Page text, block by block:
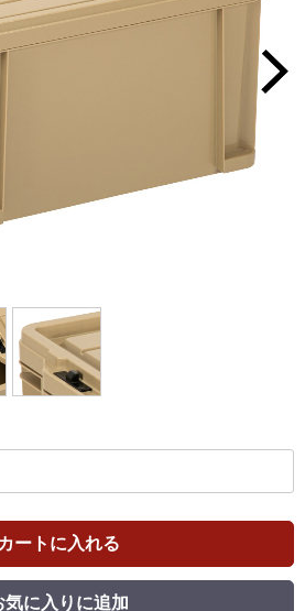
カートに入れる
気に入りに追加